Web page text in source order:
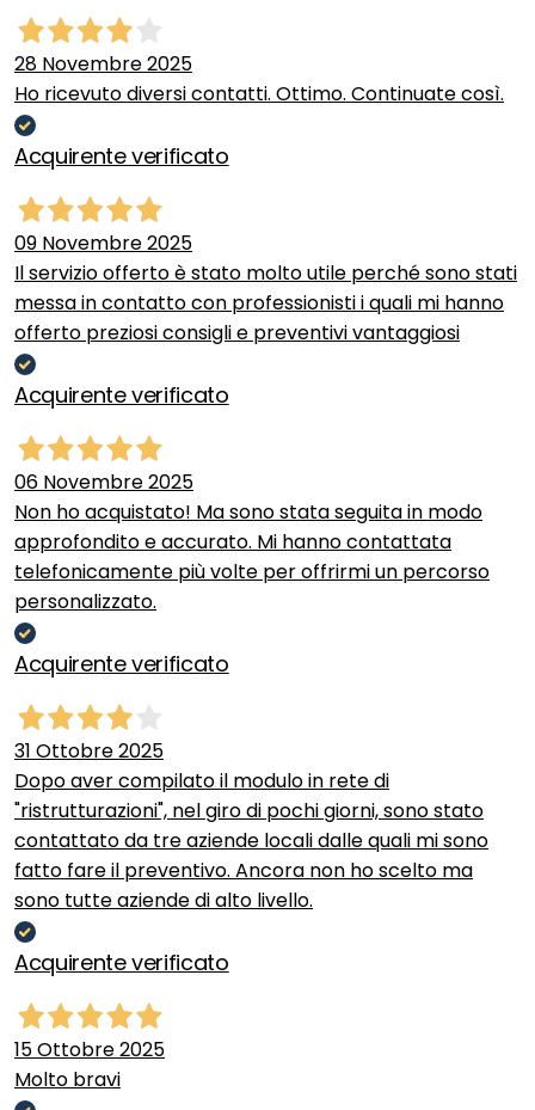
28 Novembre 2025
Ho ricevuto diversi contatti. Ottimo. Continuate così.
Acquirente verificato
09 Novembre 2025
Il servizio offerto è stato molto utile perché sono stati
messa in contatto con professionisti i quali mi hanno
offerto preziosi consigli e preventivi vantaggiosi
Acquirente verificato
06 Novembre 2025
Non ho acquistato! Ma sono stata seguita in modo
approfondito e accurato. Mi hanno contattata
telefonicamente più volte per offrirmi un percorso
personalizzato.
Acquirente verificato
31 Ottobre 2025
Dopo aver compilato il modulo in rete di
"ristrutturazioni", nel giro di pochi giorni, sono stato
contattato da tre aziende locali dalle quali mi sono
fatto fare il preventivo. Ancora non ho scelto ma
sono tutte aziende di alto livello.
Acquirente verificato
15 Ottobre 2025
Molto bravi